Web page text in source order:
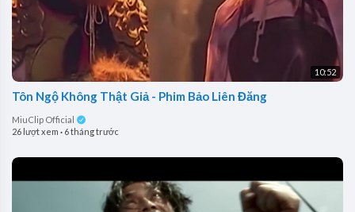
10:52
Tôn Ngộ Không Thật Giả - Phim Bảo Liên Đăng
MiuClip Official
26 lượt xem · 6 tháng trước